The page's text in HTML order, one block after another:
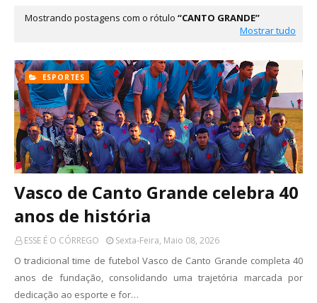
Mostrando postagens com o rótulo
CANTO GRANDE
Mostrar tudo
ESPORTES
Vasco de Canto Grande celebra 40
anos de história
ESSE É O CÓRREGO Sexta-Feira, Maio 08, 2026
O tradicional time de futebol Vasco de Canto Grande completa 40
anos de fundação, consolidando uma trajetória marcada por
dedicação ao esporte e for…